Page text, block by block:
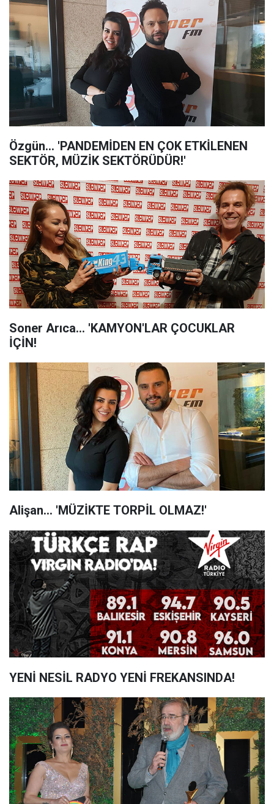
Özgün... 'PANDEMİDEN EN ÇOK ETKİLENEN
SEKTÖR, MÜZİK SEKTÖRÜDÜR!'
Soner Arıca... 'KAMYON'LAR ÇOCUKLAR
İÇİN!
Alişan... 'MÜZİKTE TORPİL OLMAZ!'
YENİ NESİL RADYO YENİ FREKANSINDA!